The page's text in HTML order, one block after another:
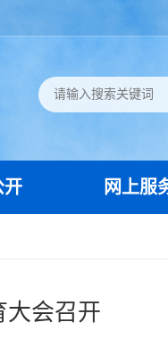
开 网上服
大会召开